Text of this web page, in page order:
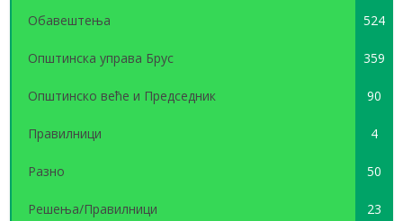
Обавештења 524
Општинска управа Брус 359
Општинско веће и Председник 90
Правилници 4
Разно 50
Решења/Правилници 23